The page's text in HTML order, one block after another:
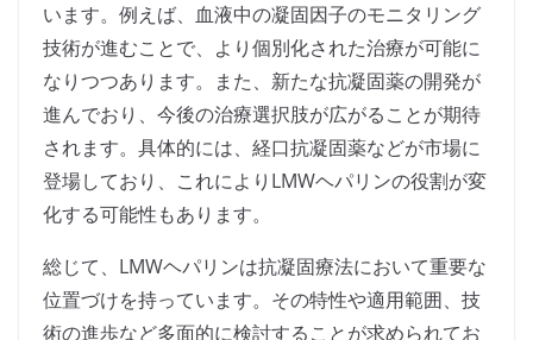
います。例えば、血液中の凝固因子のモニタリング
技術が進むことで、より個別化された治療が可能に
なりつつあります。また、新たな抗凝固薬の開発が
進んでおり、今後の治療選択肢が広がることが期待
されます。具体的には、経口抗凝固薬などが市場に
登場しており、これによりLMWヘパリンの役割が変
化する可能性もあります。
総じて、LMWヘパリンは抗凝固療法において重要な
位置づけを持っています。その特性や適用範囲、技
術の進歩など多面的に検討することが求められてお